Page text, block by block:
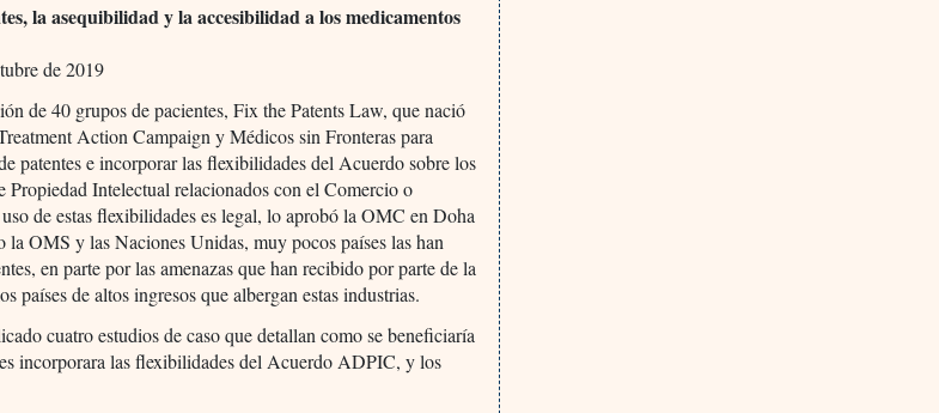
la asequibilidad y la accesibilidad a los medicamentos
de 2019
de 40 grupos de pacientes, Fix the Patents Law, que nació
Action Campaign y Médicos sin Fronteras para
patentes e incorporar las flexibilidades del Acuerdo sobre los
Propiedad Intelectual relacionados con el Comercio o
de estas flexibilidades es legal, lo aprobó la OMC en Doha
OMS y las Naciones Unidas, muy pocos países las han
en parte por las amenazas que han recibido por parte de la
países de altos ingresos que albergan estas industrias.
cuatro estudios de caso que detallan como se beneficiaría
incorporara las flexibilidades del Acuerdo ADPIC, y los